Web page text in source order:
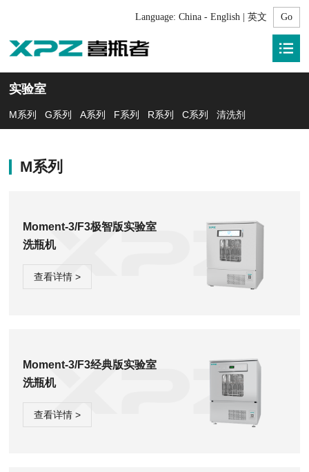
Language: China - English | 英文
实验室
M系列 G系列 A系列 F系列 R系列 C系列 清洗剂
M系列
Moment-3/F3极智版实验室
洗瓶机
查看详情 >
Moment-3/F3经典版实验室
洗瓶机
查看详情 >